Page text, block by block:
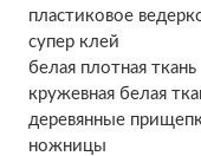
пластиковое
супер клей
белая плотная ткань
кружевная белая
деревянные
ножницы